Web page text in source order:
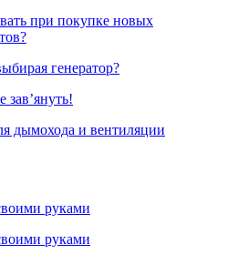
при покупке новых
генератор?
зав’януть!
дымохода и вентиляции
руками
руками